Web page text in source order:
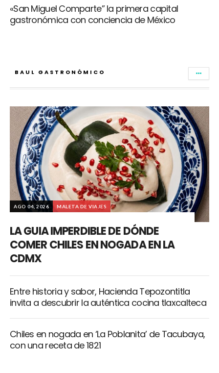
«San Miguel Comparte” la primera capital
gastronómica con conciencia de México
BAUL GASTRONÓMICO
AGO 04, 2026 MALETA DE VIAJES
LA GUIA IMPERDIBLE DE DÓNDE
COMER CHILES EN NOGADA EN LA
CDMX
Entre historia y sabor, Hacienda Tepozontitla
invita a descubrir la auténtica cocina tlaxcalteca
Chiles en nogada en ‘La Poblanita’ de Tacubaya,
con una receta de 1821